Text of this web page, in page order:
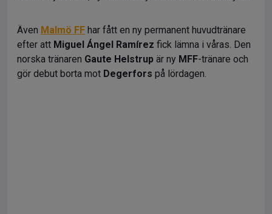
Även Malmö FF har fått en ny permanent huvudtränare
efter att Miguel Ángel Ramírez fick lämna i våras. Den
norska tränaren Gaute Helstrup är ny MFF-tränare och
gör debut borta mot Degerfors på lördagen.